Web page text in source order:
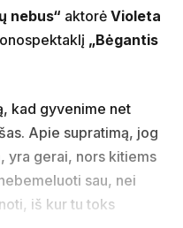
nebus“ aktorėVioleta
„Bėgantis
kad gyvenime net
Apie supratimą, jog
yra gerai, nors kitiems
sau, nei
iš kur tu toks